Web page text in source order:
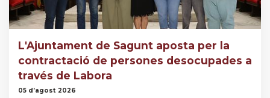
L'Ajuntament de Sagunt aposta per la
contractació de persones desocupades a
través de Labora
05 d’agost 2026